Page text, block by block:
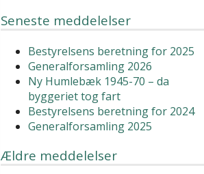
Seneste meddelelser
Bestyrelsens beretning for 2025
Generalforsamling 2026
Ny Humlebæk 1945-70 – da
byggeriet tog fart
Bestyrelsens beretning for 2024
Generalforsamling 2025
Ældre meddelelser